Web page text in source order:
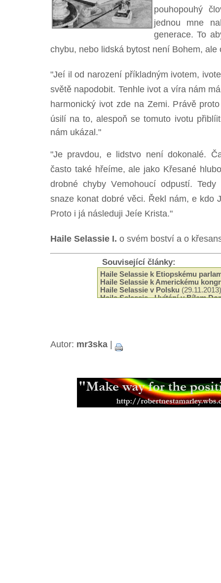
pouhopouhý
jednou mne
generace. To
chybu, nebo lidská bytost není Bohem,
"Jeí il od narození příkladným ivotem,
světě napodobit. Tenhle ivot a víra nám
harmonický ivot zde na Zemi. Právě proto
úsilí na to, alespoň se tomuto ivotu
nám ukázal."
"Je pravdou, e lidstvo není dokonalé.
často také hřeíme, ale jako Křesané
drobné chyby Vemohoucí odpustí.
snaze konat dobré věci. Řekl nám, e kdo
Proto i já následuji Jeíe Krista."
Haile Selassie I. o svém boství a o
Související články:
Haile Selassie k Etiopskému
Haile Selassie k Americkému
Haile Selassie v Polsku (29.11.2013)
Haile Selassie - Uvítání v Bílem
Selassie k italskému prezidentovi
Projev Haile Selassieho v meitě
Haile Selassie k africkým vůdcům
Haile Selassie ke svým vojákům
Haile Selassie o náboenství
Autor: mr3ska